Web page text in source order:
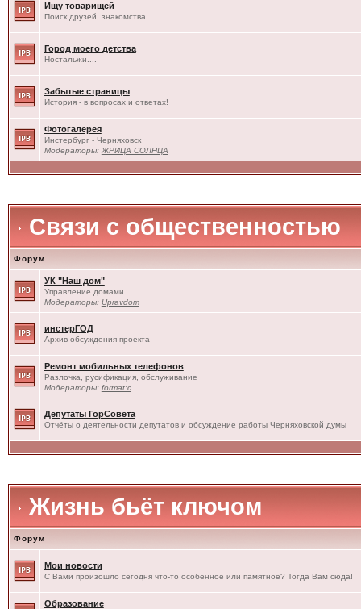
Ищу товарищей
Поиск друзей, знакомства
Город моего детства
Ностальжи....
Забытые страницы
История - в вопросах и ответах!
Фотогалерея
Инстербург - Черняховск
Модераторы: ЖРИЦА СОЛНЦА
Связи с общественностью
Форум
УК "Наш дом"
Управление домами
Модераторы: Upravdom
инстерГОД
Архив обсуждения проекта
Ремонт мобильных телефонов
Разлочка, русификация, обслуживание
Модераторы: format:c
Депутаты ГорСовета
Отчёты о деятельности депутатов и обсуждение работы Черняховской думы
Жизнь бьёт ключом
Форум
Мои новости
С Вами произошло сегодня что-то особенное или памятное? Тогда Вам сюда!
Образование